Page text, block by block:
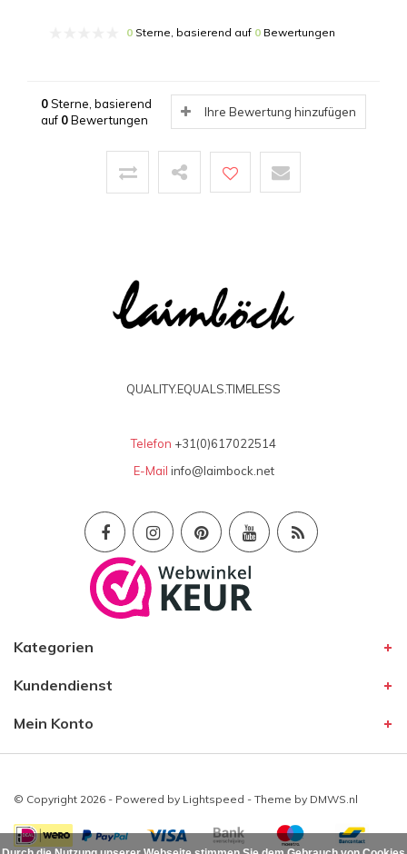
0 Sterne, basierend auf 0 Bewertungen
0Sterne, basierend
auf 0Bewertungen
Ihre Bewertung hinzufügen
QUALITY.EQUALS.TIMELESS
Telefon +31(0)617022514
E-Mail info@laimbock.net
Kategorien
Kundendienst
Mein Konto
© Copyright 2026 - Powered by Lightspeed - Theme by DMWS.nl